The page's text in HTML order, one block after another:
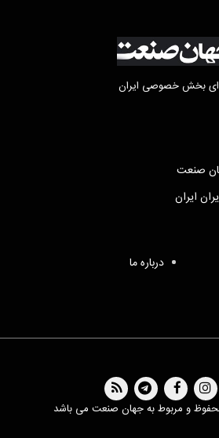
بخش خصوصی ایران
صنعت
ایران
درباره ما
و مربوط به جهان صنعت می باشد